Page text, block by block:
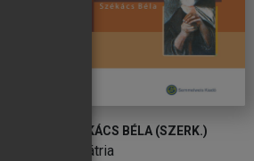
SZÉKÁCS BÉLA (SZERK.)
Geriátria